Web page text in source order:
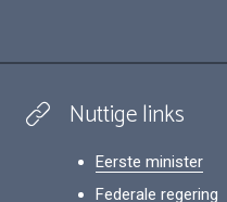
Nuttige links
Eerste minister
Federale regering